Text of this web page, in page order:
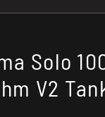
Solo
V2